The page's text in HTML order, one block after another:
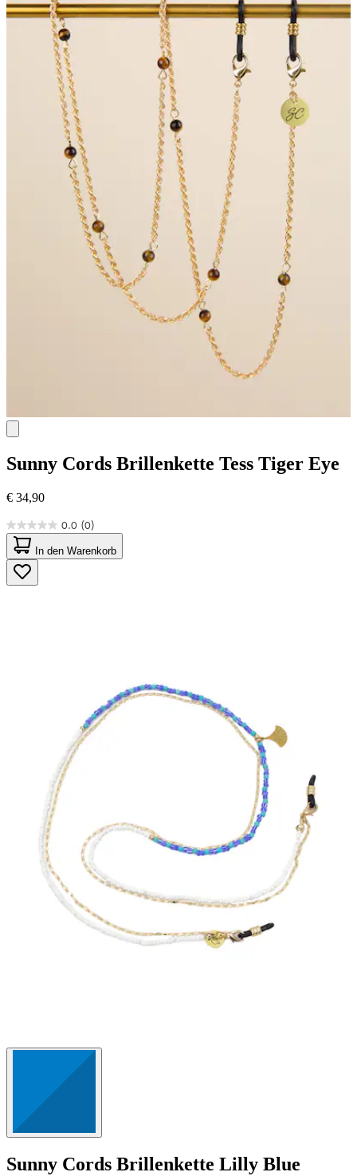
Sunny Cords Brillenkette Tess Tiger Eye
€ 34,90
0.0 (0)
0.0
von
5
Sternen.
In den Warenkorb
Sunny Cords Brillenkette Lilly Blue